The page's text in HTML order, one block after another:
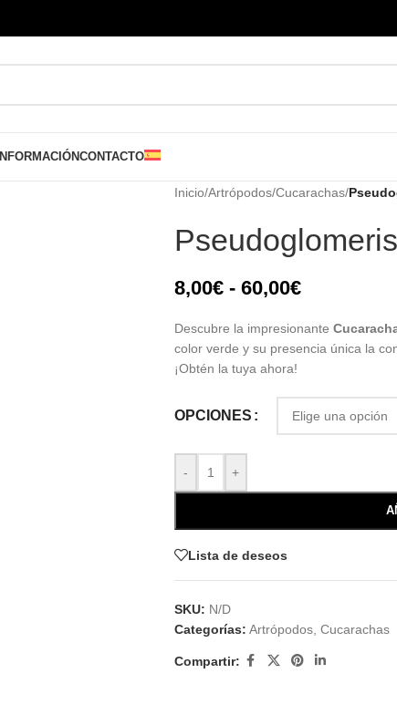
INFORMACIÓNCONTACTO
Inicio/Artrópodos/Cucarachas/
8,00€ - 60,00€
Descubre la impresionante
color verde y su presencia única la
¡Obtén la tuya ahora!
OPCIONES
- +
Lista de deseos
SKU: N/D
Categorías: Artrópodos, Cucarachas
Compartir: